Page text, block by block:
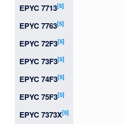
EPYC 7713[5]
EPYC 7763[5]
EPYC 72F3[5]
EPYC 73F3[5]
EPYC 74F3[5]
EPYC 75F3[5]
EPYC 7373X[5]